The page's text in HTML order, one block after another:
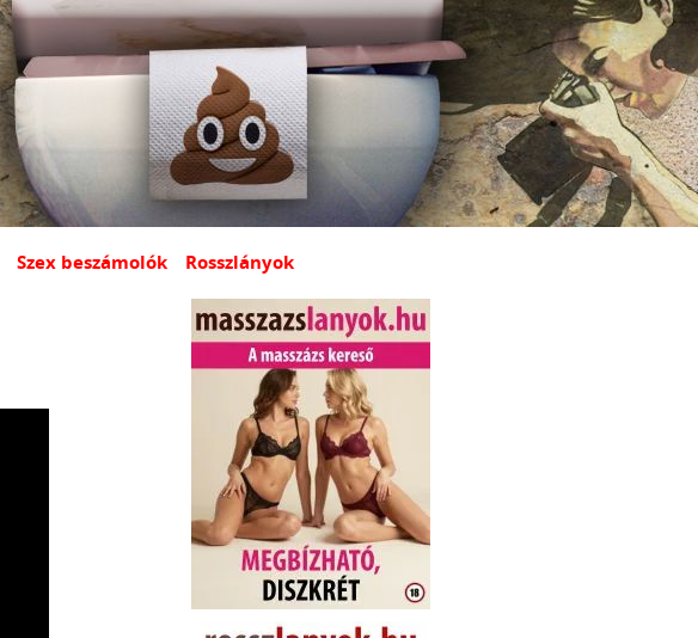
Szex beszámolók Rosszlányok